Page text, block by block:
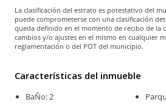
La clasificación del estrato es potestativo del
puede comprometerse con una clasificación
queda definido en el momento de recibo de la
cambios y/o ajustes en el mismo en cualquier
reglamentación o del POT del municipio.
Características del inmueble
BaÑo: 2